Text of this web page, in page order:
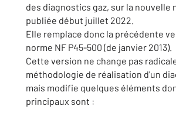
des diagnostics gaz, sur la nouvelle
publiée début juillet 2022.
Elle remplace donc la précédente
norme NF P45-500 (de janvier 2013).
Cette version ne change pas
méthodologie de réalisation d'un
mais modifie quelques éléments
principaux sont :